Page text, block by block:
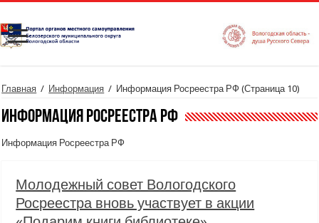
Главная / Информация / Информация Росреестра РФ (Страница 10)
Информация Росреестра РФ
Информация Росреестра РФ
Молодежный совет Вологодского
Росреестра вновь участвует в акции